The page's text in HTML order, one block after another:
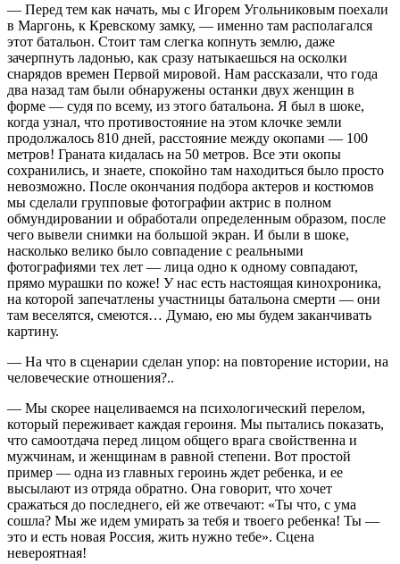
— Перед тем как начать, мы с Игорем Угольниковым поехали
в Маргонь, к Кревскому замку, — именно там располагался
этот батальон. Стоит там слегка копнуть землю, даже
зачерпнуть ладонью, как сразу натыкаешься на осколки
снарядов времен Первой мировой. Нам рассказали, что года
два назад там были обнаружены останки двух женщин в
форме — судя по всему, из этого батальона. Я был в шоке,
когда узнал, что противостояние на этом клочке земли
продолжалось 810 дней, расстояние между окопами — 100
метров! Граната кидалась на 50 метров. Все эти окопы
сохранились, и знаете, спокойно там находиться было просто
невозможно. После окончания подбора актеров и костюмов
мы сделали групповые фотографии актрис в полном
обмундировании и обработали определенным образом, после
чего вывели снимки на большой экран. И были в шоке,
насколько велико было совпадение с реальными
фотографиями тех лет — лица одно к одному совпадают,
прямо мурашки по коже! У нас есть настоящая кинохроника,
на которой запечатлены участницы батальона смерти — они
там веселятся, смеются… Думаю, ею мы будем заканчивать
картину.
— На что в сценарии сделан упор: на повторение истории, на
человеческие отношения?..
— Мы скорее нацеливаемся на психологический перелом,
который переживает каждая героиня. Мы пытались показать,
что самоотдача перед лицом общего врага свойственна и
мужчинам, и женщинам в равной степени. Вот простой
пример — одна из главных героинь ждет ребенка, и ее
высылают из отряда обратно. Она говорит, что хочет
сражаться до последнего, ей же отвечают: «Ты что, с ума
сошла? Мы же идем умирать за тебя и твоего ребенка! Ты —
это и есть новая Россия, жить нужно тебе». Сцена
невероятная!